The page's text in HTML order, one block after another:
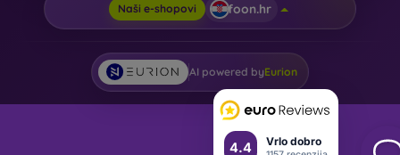
4.4 Vrlo dobro
Naši e-shopovi foon.hr
AI powered byEurion